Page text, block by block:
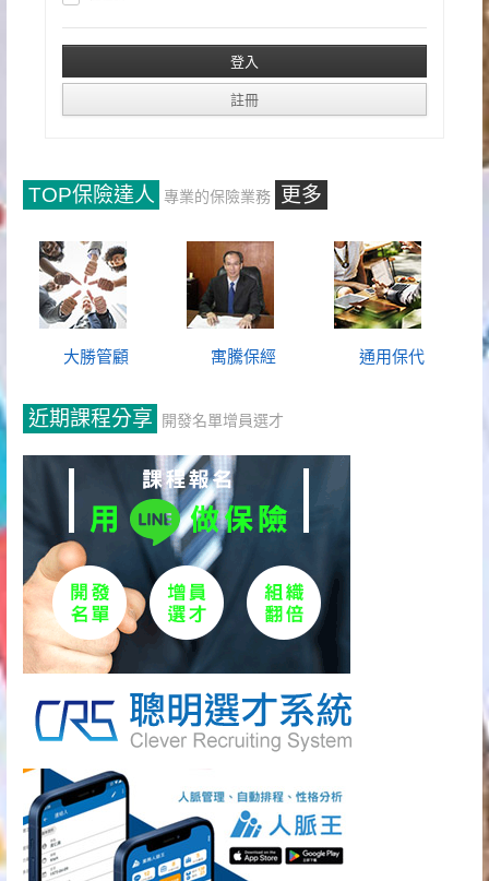
TOP保險達人 專業的保險業務 更多
大勝管顧 寓騰保經 通用保代
近期課程分享 開發名單增員選才